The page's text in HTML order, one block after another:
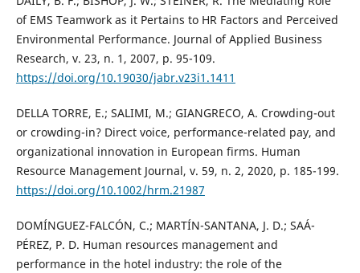
of EMS Teamwork as it Pertains to HR Factors and Perceived
Environmental Performance. Journal of Applied Business
Research, v. 23, n. 1, 2007, p. 95-109.
https://doi.org/10.19030/jabr.v23i1.1411
DELLA TORRE, E.; SALIMI, M.; GIANGRECO, A. Crowding-out
or crowding-in? Direct voice, performance-related pay, and
organizational innovation in European firms. Human
Resource Management Journal, v. 59, n. 2, 2020, p. 185-199.
https://doi.org/10.1002/hrm.21987
DOMÍNGUEZ-FALCÓN, C.; MARTÍN-SANTANA, J. D.; SAÁ-
PÉREZ, P. D. Human resources management and
performance in the hotel industry: the role of the